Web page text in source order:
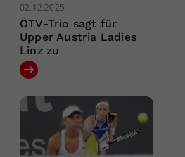
02.12.2025
ÖTV-Trio sagt für
Upper Austria Ladies
Linz zu